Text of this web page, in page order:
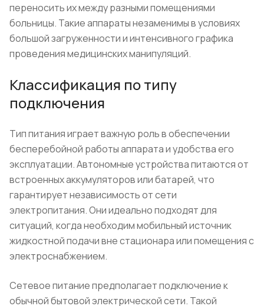
переносить их между разными помещениями
больницы. Такие аппараты незаменимы в условиях
большой загруженности и интенсивного графика
проведения медицинских манипуляций.
Классификация по типу
подключения
Тип питания играет важную роль в обеспечении
бесперебойной работы аппарата и удобства его
эксплуатации. Автономные устройства питаются от
встроенных аккумуляторов или батарей, что
гарантирует независимость от сети
электропитания. Они идеально подходят для
ситуаций, когда необходим мобильный источник
жидкостной подачи вне стационара или помещения с
электроснабжением.
Сетевое питание предполагает подключение к
обычной бытовой электрической сети. Такой